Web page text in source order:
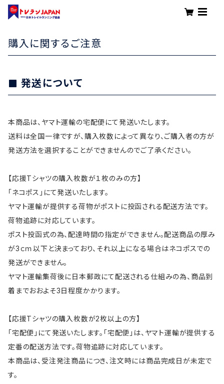
購入に関するご注意
発送について
本商品は、ヤマト運輸の宅配便にて発送いたします。
送料は全国一律ですが、購入枚数によって異なり、ご購入者の方が
発送方法を選択することができませんのでご了承ください。
【応援Tシャツの購入枚数が１枚のみの方】
「ネコポス」にて発送いたします。
ヤマト運輸が提供する荷物がポストに投函される配送方法です。
荷物追跡に対応しています。
ポスト投函式の為、配達時間の指定ができません。配送商品の厚み
が3ｃｍ以下と決まっており、それ以上になる場合はネコポスでの
発送ができません。
ヤマト運輸集荷後に日本郵政にて配送される仕組みの為、商品到
着までおおよそ3日程度かかります。
【応援Tシャツの購入枚数が2枚以上の方】
「宅配便」にて発送いたします。「宅配便」は、ヤマト運輸が提供する
定番の配送方法です。荷物追跡に対応しています。
本商品は、受注発注商品につき、注文時には商品完成日が未定で
す。